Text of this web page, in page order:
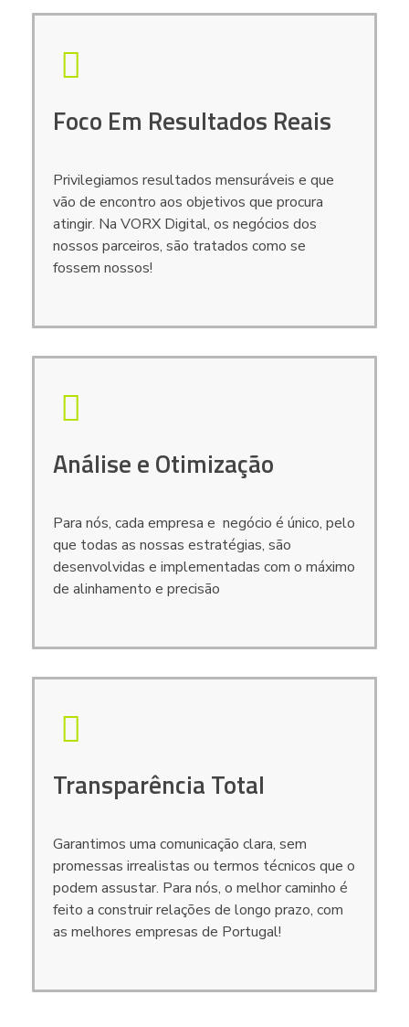
Foco Em Resultados Reais
Privilegiamos resultados mensuráveis e que
vão de encontro aos objetivos que procura
atingir. Na VORX Digital, os negócios dos
nossos parceiros, são tratados como se
fossem nossos!
Análise e Otimização
Para nós, cada empresa e negócio é único, pelo
que todas as nossas estratégias, são
desenvolvidas e implementadas com o máximo
de alinhamento e precisão
Transparência Total
Garantimos uma comunicação clara, sem
promessas irrealistas ou termos técnicos que o
podem assustar. Para nós, o melhor caminho é
feito a construir relações de longo prazo, com
as melhores empresas de Portugal!